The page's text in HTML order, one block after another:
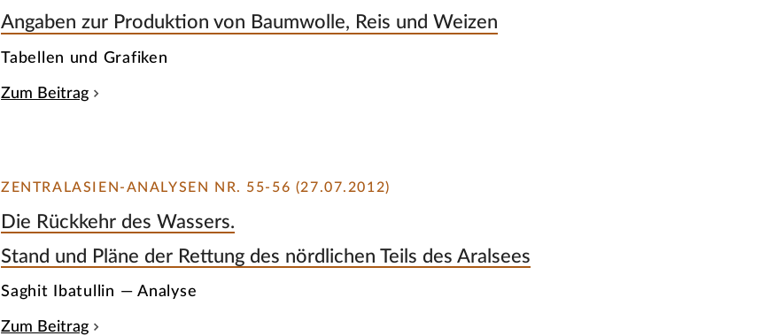
Angaben zur Produktion von Baumwolle, Reis und Weizen
Tabellen und Grafiken
Zum Beitrag
ZENTRALASIEN-ANALYSEN NR. 55-56 (27.07.2012)
Die Rückkehr des Wassers.
Stand und Pläne der Rettung des nördlichen Teils des Aralsees
Saghit Ibatullin — Analyse
Zum Beitrag